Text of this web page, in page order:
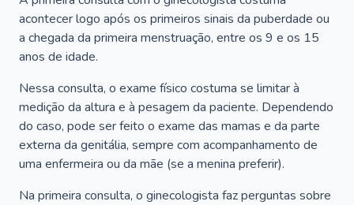
acontecer logo após os primeiros sinais da puberdade ou
a chegada da primeira menstruação, entre os 9 e os 15
anos de idade.
Nessa consulta, o exame físico costuma se limitar à
medição da altura e à pesagem da paciente. Dependendo
do caso, pode ser feito o exame das mamas e da parte
externa da genitália, sempre com acompanhamento de
uma enfermeira ou da mãe (se a menina preferir).
Na primeira consulta, o ginecologista faz perguntas sobre